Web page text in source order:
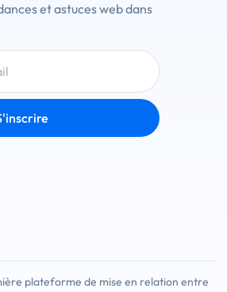
et astuces web dans
plateforme de mise en relation entre